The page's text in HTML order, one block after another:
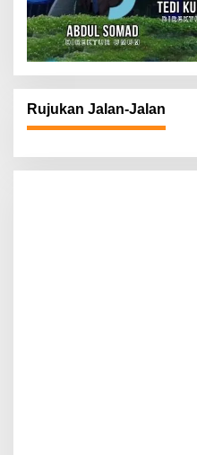
Rujukan Jalan-Jalan